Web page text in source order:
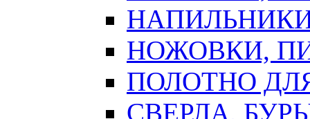
НОЖОВКИ,
ПОЛОТНО
СВЕРЛА,